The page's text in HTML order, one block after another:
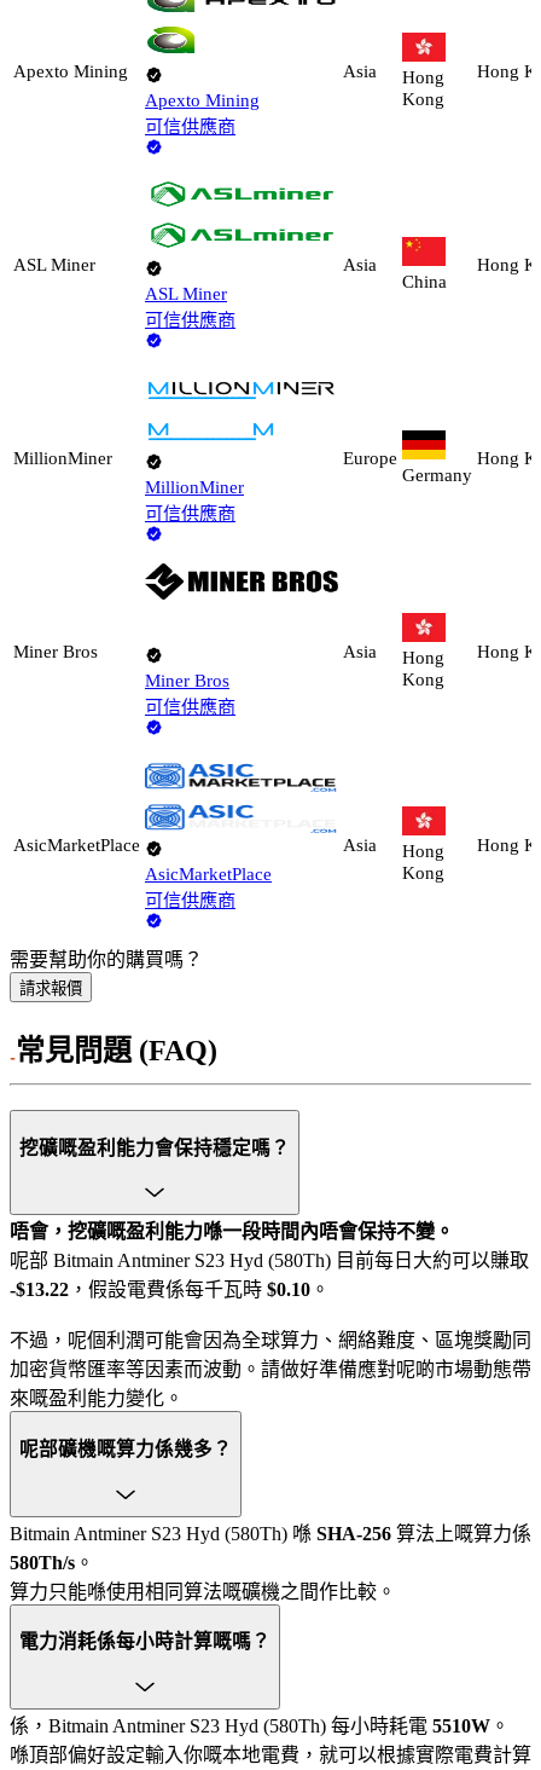
Apexto Mining
Apexto Mining
可信供應商
Asia
Hong
Kong
Hong
ASL Miner
ASL Miner
可信供應商
Asia
China
Hong
MillionMiner
MillionMiner
可信供應商
Europe
Germany
Hong
Miner Bros
Miner Bros
可信供應商
Asia
Hong
Kong
Hong
AsicMarketPlace
AsicMarketPlace
可信供應商
Asia
Hong
Kong
Hong
需要幫助你的購買嗎？
請求報價
常見問題 (FAQ)
挖礦嘅盈利能力會保持穩定嗎？
唔會，挖礦嘅盈利能力喺一段時間內唔會保持不變。
呢部 Bitmain Antminer S23 Hyd (580Th) 目前每日大約可以賺取
-$13.22 ，假設電費係每千瓦時 $0.10 。
不過，呢個利潤可能會因為全球算力、網絡難度、區塊獎勵同
加密貨幣匯率等因素而波動。請做好準備應對呢啲市場動態帶
來嘅盈利能力變化。
呢部礦機嘅算力係幾多？
Bitmain Antminer S23 Hyd (580Th) 喺 SHA-256 算法上嘅算力係
580Th/s 。
算力只能喺使用相同算法嘅礦機之間作比較。
電力消耗係每小時計算嘅嗎？
係，Bitmain Antminer S23 Hyd (580Th) 每小時耗電 5510W 。
喺頂部偏好設定輸入你嘅本地電費，就可以根據實際電費計算